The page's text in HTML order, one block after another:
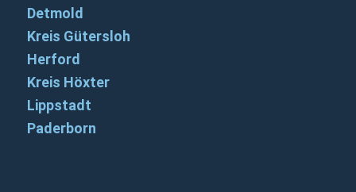
Detmold
Kreis Gütersloh
Herford
Kreis Höxter
Lippstadt
Paderborn